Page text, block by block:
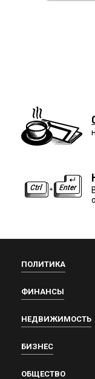
ПОЛИТИКА
ФИНАНСЫ
НЕДВИЖИМОСТЬ
БИЗНЕС
ОБЩЕСТВО